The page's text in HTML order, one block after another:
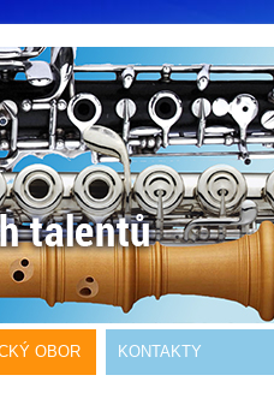
OBOR KONTAKTY